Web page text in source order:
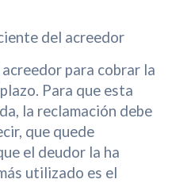
del acreedor
para cobrar la
Para que esta
la reclamación debe
que quede
el deudor la ha
utilizado es el